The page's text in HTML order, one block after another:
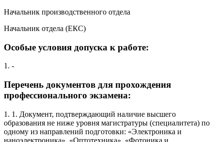
Начальник производственного отдела
Начальник отдела (ЕКС)
Особые условия допуска к работе:
1. -
Перечень документов для прохождения
профессионального экзамена:
1. 1. Документ, подтверждающий наличие высшего
образования не ниже уровня магистратуры (специалитета) по
одному из направлений подготовки: «Электроника и
наноэлектроника», «Оптотехника», «Фотоника и